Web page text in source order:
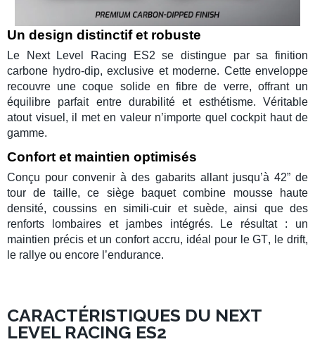
Un design distinctif et robuste
Le Next Level Racing ES2 se distingue par safinition
carbone hydro-dip, exclusive et moderne. Cette enveloppe
recouvre une coque solide en fibre de verre, offrant un
équilibre parfait entre durabilité et esthétisme. Véritable
atout visuel, il met en valeur n’importe quel cockpit haut de
gamme.
Confort et maintien optimisés
Conçu pour convenir à des gabarits allant jusqu’à 42” de
tour de taille, ce siège baquetcombine mousse haute
densité, coussins en simili-cuir et suède, ainsi que des
renforts lombaires et jambes intégrés. Le résultat : un
maintien précis et un confort accru, idéal pour leGT, le drift,
le rallye ou encore l’endurance.
CARACTÉRISTIQUES DU NEXT
LEVEL RACING ES2